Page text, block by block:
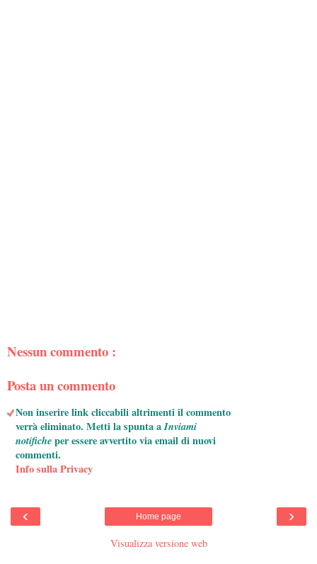
Nessun commento :
Posta un commento
Non inserire link cliccabili altrimenti il commento
verrà eliminato. Metti la spunta aInviami
notificheper essere avvertito via email di nuovi
commenti.
Info sulla Privacy
‹ ›
Home page
Visualizza versione web